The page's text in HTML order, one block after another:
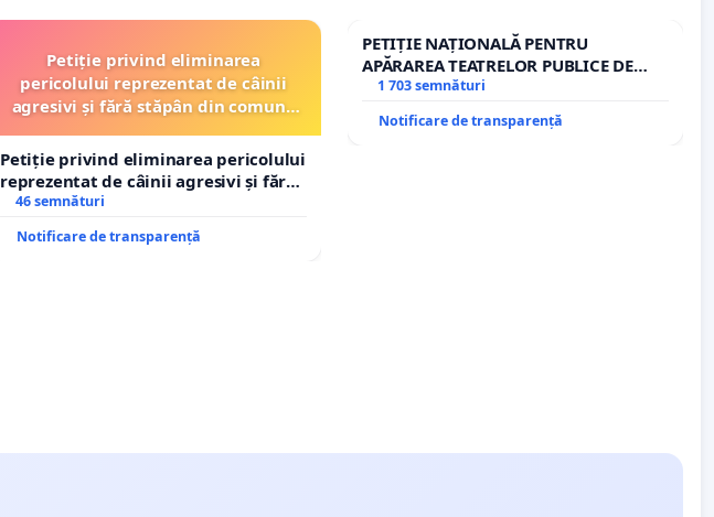
Petiție privind eliminarea
pericolului reprezentat de câinii
agresivi și fără stăpân din comuna
Petiție privind eliminarea pericolului
reprezentat de câinii agresivi și fără
stăpân din comuna Tunari
46 semnături
Notificare de transparență
PETIȚIE NAȚIONALĂ PENTRU
APĂRAREA TEATRELOR PUBLICE DE
REPERTORIU DIN ROMÂNIA
1 703 semnături
Notificare de transparență